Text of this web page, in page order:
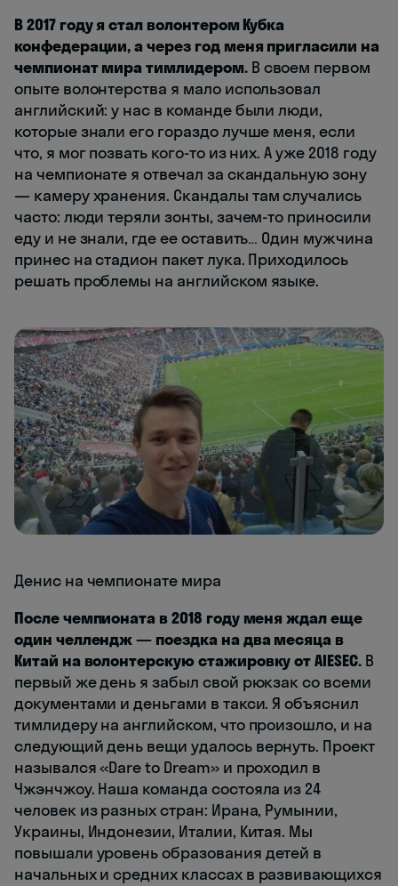
В 2017 году я стал волонтером Кубка
конфедерации, а через год меня пригласили на
чемпионат мира тимлидером.В своем первом
опыте волонтерства я мало использовал
английский: у нас в команде были люди,
которые знали его гораздо лучше меня, если
что, я мог позвать кого-то из них. А уже 2018 году
на чемпионате я отвечал за скандальную зону
— камеру хранения. Скандалы там случались
часто: люди теряли зонты, зачем-то приносили
еду и не знали, где ее оставить… Один мужчина
принес на стадион пакет лука. Приходилось
решать проблемы на английском языке.
Денис на чемпионате мира
После чемпионата в 2018 году меня ждал еще
один челлендж — поездка на два месяца в
Китай на волонтерскую стажировку от AIESEC.В
первый же день я забыл свой рюкзак со всеми
документами и деньгами в такси. Я объяснил
тимлидеру на английском, что произошло, и на
следующий день вещи удалось вернуть. Проект
назывался «Dare to Dream» и проходил в
Чжэнчжоу. Наша команда состояла из 24
человек из разных стран: Ирана, Румынии,
Украины, Индонезии, Италии, Китая. Мы
повышали уровень образования детей в
начальных и средних классах в развивающихся